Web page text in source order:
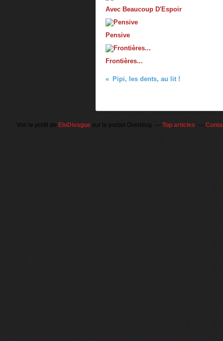
Avec Beaucoup D'Espoir
Pensive
Frontières...
Pipi, les dents, au lit !
Voir le profil de EloDivague sur le portail Overblog Top articles